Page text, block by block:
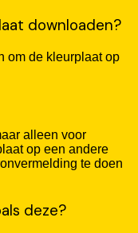
downloaden?
om de kleurplaat op
alleen voor
op een andere
te doen
deze?